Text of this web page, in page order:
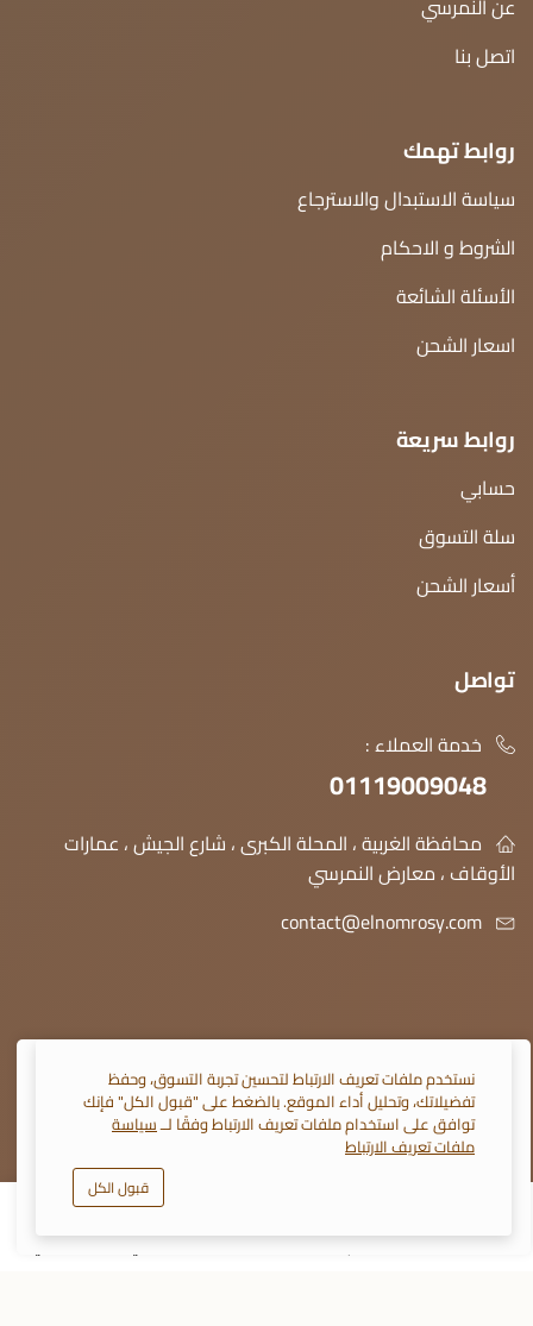
عن النمرسي
اتصل بنا
روابط تهمك
سياسة الاستبدال والاسترجاع
الشروط و الاحكام
الأسئلة الشائعة
اسعار الشحن
روابط سريعة
حسابي
سلة التسوق
أسعار الشحن
تواصل
خدمة العملاء :
01119009048
محافظة الغربية ، المحلة الكبرى ، شارع الجيش ، عمارات
الأوقاف ، معارض النمرسي
contact@elnomrosy.com
© 2026 النمرسي جميع الحقوق محفوظة
تابعنا على :
المتجر الأقسام سلة التسوق تفضيلاتي حسابي
نستخدم ملفات تعريف الارتباط لتحسين تجربة التسوق، وحفظ
تفضيلاتك، وتحليل أداء الموقع. بالضغط على "قبول الكل" فإنك
توافق على استخدام ملفات تعريف الارتباط وفقًا لــسياسة
ملفات تعريف الارتباط
قبول الكل